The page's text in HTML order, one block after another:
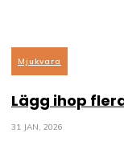
Mjukvara
Lägg ihop
31 JAN, 2026